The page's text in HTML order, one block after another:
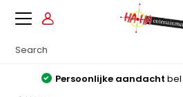
Persoonlijke aandacht